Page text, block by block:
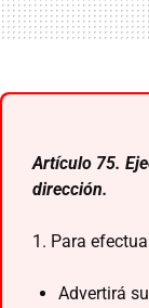
Artículo 75.
dirección.
1. Para
Advertirá